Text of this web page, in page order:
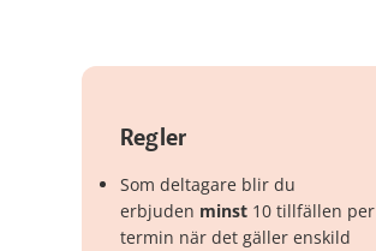
Regler
Som deltagare blir du
erbjuden minst 10 tillfällen per
termin när det gäller enskild